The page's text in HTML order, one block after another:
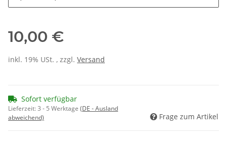
10,00 €
inkl. 19% USt. , zzgl. Versand
Sofort verfügbar
Lieferzeit:3 - 5 Werktage (DE - Ausland
abweichend)
Frage zum Artikel